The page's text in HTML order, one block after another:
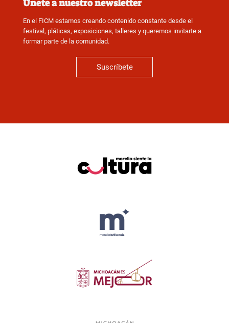
Únete a nuestro newsletter
En el FICM estamos creando contenido constante desde el
festival, pláticas, exposiciones, talleres y queremos invitarte a
formar parte de la comunidad.
Suscríbete